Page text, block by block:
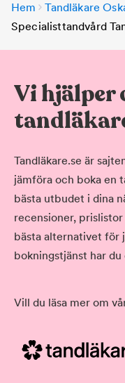
Hem
Tandläkare
Specialisttandvård
Vi hjälper
Tandläkare.se är
jämföra och boka en
bästa utbudet i dina
recensioner,
bästa alternativet för
bokningstjänst har
Vill du läsa mer om